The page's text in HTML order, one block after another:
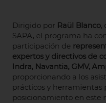
Dirigido por Raül Blanco,
SAPA, el programa ha
participación de
expertos y directivos de
Indra, Navantia, GMV,
proporcionando a los
prácticos y herramientas
posicionamiento en este